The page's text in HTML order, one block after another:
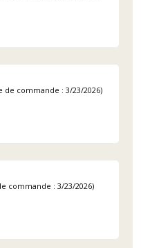
de commande : 3/23/2026)
commande : 3/23/2026)